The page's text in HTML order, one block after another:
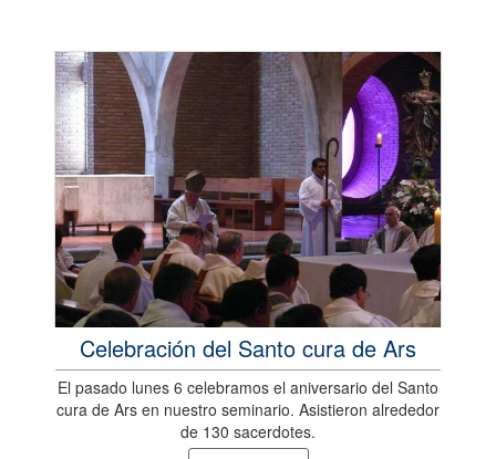
Celebración del Santo cura de Ars
El pasado lunes 6 celebramos el aniversario del Santo
cura de Ars en nuestro seminario. Asistieron alrededor
de 130 sacerdotes.